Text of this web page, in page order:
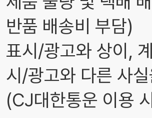
반품 배송비 부담)
표시/광고와 상이,
시/광고와 다른 사
(CJ대한통운 이용